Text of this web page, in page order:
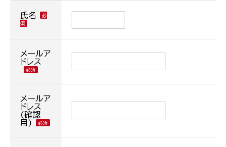
氏名
メールア
ドレス
メールア
ドレス
(確認
用)